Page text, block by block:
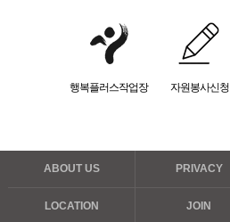
행복플러스작업장 자원봉사신청
ABOUT US PRIVACY
LOCATION JOIN